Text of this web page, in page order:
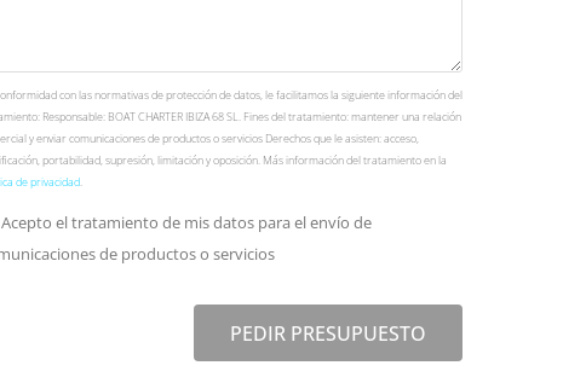
con las normativas de protección de datos, le facilitamos la siguiente información del
Responsable: BOAT CHARTER IBIZA 68 SL. Fines del tratamiento: mantener una relación
y enviar comunicaciones de productos o servicios Derechos que le asisten: acceso,
portabilidad, supresión, limitación y oposición. Más información del tratamiento en la
de privacidad.
Acepto el tratamiento de mis datos para el envío de
de productos o servicios
PEDIR PRESUPUESTO